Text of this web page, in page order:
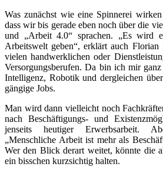
Was zunächst wie eine Spinnerei
dass wir bis gerade eben noch über die
und „Arbeit 4.0“ sprachen. „Es wird
Arbeitswelt geben“, erklärt auch Florian
vielen handwerklichen oder
Versorgungsberufen. Da bin ich mir
Intelligenz, Robotik und dergleichen
gängige Jobs.
Man wird dann vielleicht noch
nach Beschäftigungs- und
jenseits heutiger Erwerbsarbeit.
„Menschliche Arbeit ist mehr als
Wer den Blick derart weitet, könnte die
ein bisschen kurzsichtig halten.